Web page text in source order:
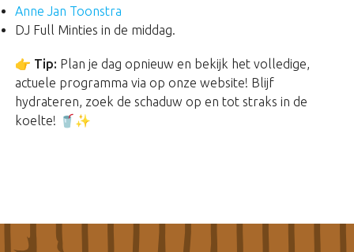
Anne Jan Toonstra
DJ Full Minties in de middag.
👉 Tip: Plan je dag opnieuw en bekijk het volledige,
actuele programma via op onze website! Blijf
hydrateren, zoek de schaduw op en tot straks in de
koelte! 🥤✨